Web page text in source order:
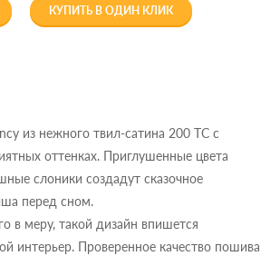
КУПИТЬ В ОДИН КЛИК
из нежного твил-сатина 200 ТС c
оттенках. Приглушенные цвета
слоники создадут сказочное
перед сном.
в меру, такой дизайн впишется
интерьер. Проверенное качество пошива